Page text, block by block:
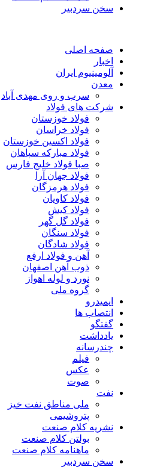
سخن سردبیر
صفحه اصلی
اخبار
آلومینیوم ایران
معدن
سرب و روی مهدی آباد
شرکت های فولاد
فولاد خوزستان
فولاد خراسان
فولاد اکسین خوزستان
فولاد مبارکه سپاهان
صبا فولاد خلیج فارس
فولاد جهان آرا
فولاد هرمزگان
فولاد کاویان
فولاد کیش
فولاد گل گهر
فولاد سنگان
فولاد شادگان
آهن و فولاد ارفع
ذوب آهن اصفهان
نورد و لوله اهواز
گروه ملی
ایمیدرو
انتصاب ها
گفتگو
یادداشت
چندرسانه
فیلم
عکس
صوت
نفت
ملی مناطق نفت خیز
پتروشیمی
نشریه کلام صنعت
بولتن کلام صنعت
ماهنامه کلام صنعت
سخن سردبیر